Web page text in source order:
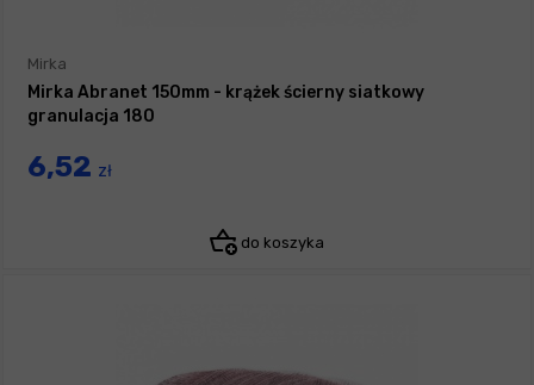
Mirka
Mirka Abranet 150mm - krążek ścierny siatkowy
granulacja 180
6,52 zł
do koszyka